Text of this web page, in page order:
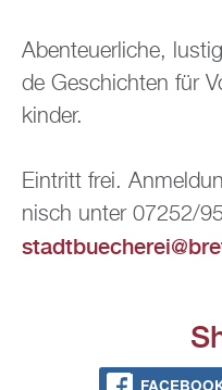
Aben­teu­er­li­che,
de Ge­schich­ten für
kin­der.
Ein­tritt frei.
nisch unter 07252/